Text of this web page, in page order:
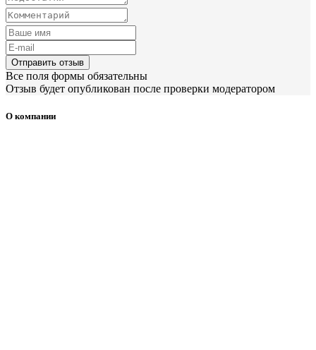
Отправить отзыв
Все поля формы обязательны
Отзыв будет опубликован после проверки модератором
О компании